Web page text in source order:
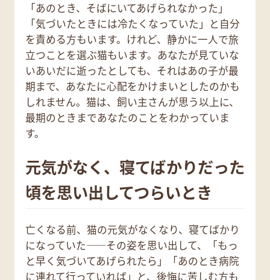
「あのとき、そばにいてあげられなかった」
「気づいたときには冷たくなっていた」と自分
を責める方もいます。けれど、静かに一人で旅
立つことを選ぶ猫もいます。あなたが見ていな
いあいだに逝ったとしても、それはあの子が最
期まで、あなたに心配をかけまいとしたのかも
しれません。猫は、飼い主さんが思う以上に、
最期のときまであなたのことをわかっていま
す。
元気がなく、寝てばかりだった
頃を思い出してつらいとき
亡くなる前、猫の元気がなくなり、寝てばかり
になっていた——その姿を思い出して、「もっ
と早く気づいてあげられたら」「あのとき病院
に連れて行っていれば」と、後悔に苦しむ方も